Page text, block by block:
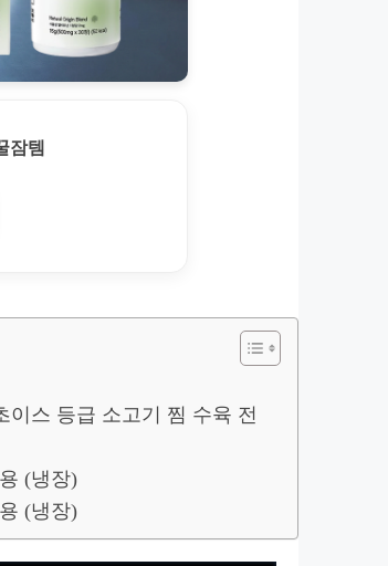
잠템
스 등급 소고기 찜 수육 전
(냉장)
(냉장)